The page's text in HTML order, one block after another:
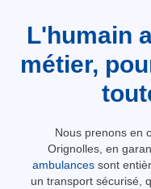
L'humain
métier,
Nous prenons en
Orignolles, en
ambulancessont
un transport sécurisé,